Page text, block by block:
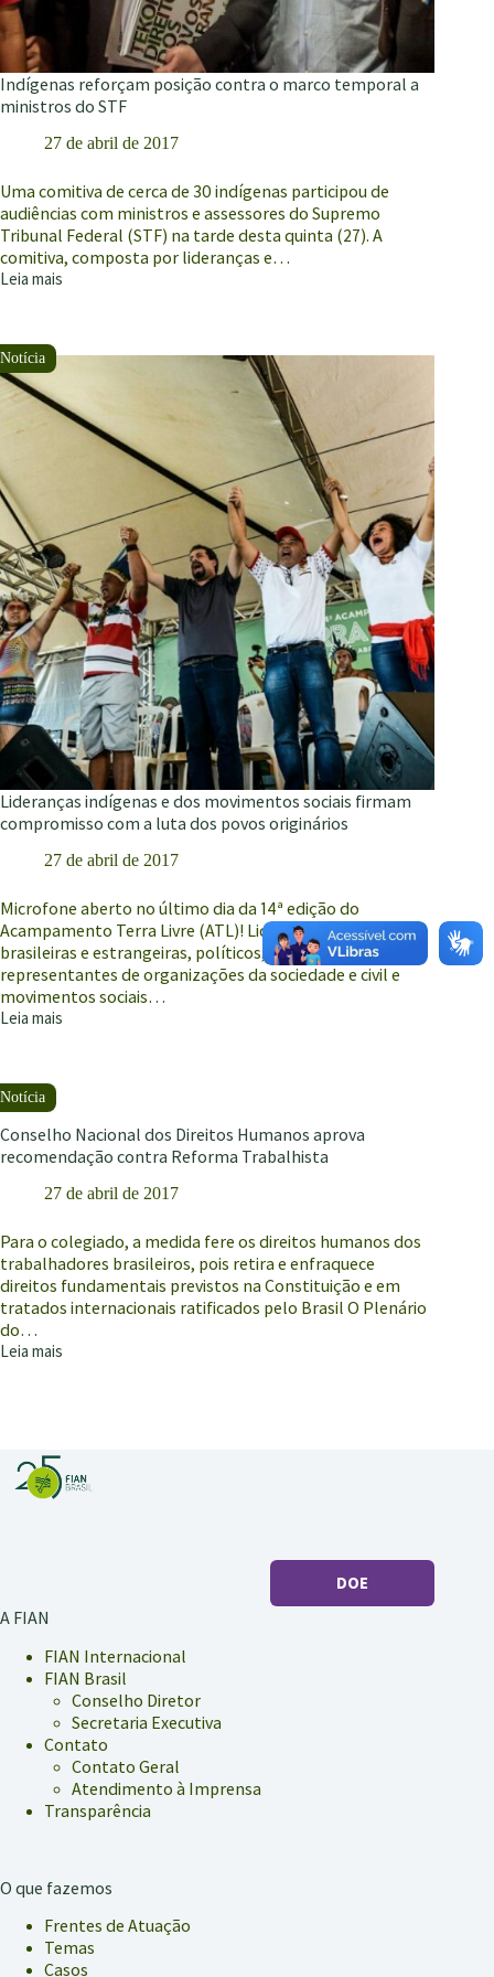
Indígenas reforçam posição contra o marco temporal a
ministros do STF
27 de abril de 2017
Uma comitiva de cerca de 30 indígenas participou de
audiências com ministros e assessores do Supremo
Tribunal Federal (STF) na tarde desta quinta (27). A
comitiva, composta por lideranças e…
Leia mais
Indígenas
contra
o
marco
temporal
do
STF
Lideranças indígenas e dos movimentos sociais firmam
compromisso com a luta dos povos originários
27 de abril de 2017
Microfone aberto no último dia da 14ª edição do
Acampamento Terra Livre (ATL)! Lideranças indígenas
brasileiras e estrangeiras, políticos, procuradores,
representantes de organizações da sociedade e civil e
movimentos sociais…
Leia mais
Lideranças
dos
movimentos
sociais
firmam
compromisso
luta
dos
povos
originários
Conselho Nacional dos Direitos Humanos aprova
recomendação contra Reforma Trabalhista
27 de abril de 2017
Para o colegiado, a medida fere os direitos humanos dos
trabalhadores brasileiros, pois retira e enfraquece
direitos fundamentais previstos na Constituição e em
tratados internacionais ratificados pelo Brasil O Plenário
do…
Leia mais
Conselho
aprova
recomendação
contra
DOE
A FIAN
FIAN Internacional
FIAN Brasil
Conselho Diretor
Secretaria Executiva
Contato
Contato Geral
Atendimento à Imprensa
Transparência
O que fazemos
Frentes de Atuação
Temas
Casos